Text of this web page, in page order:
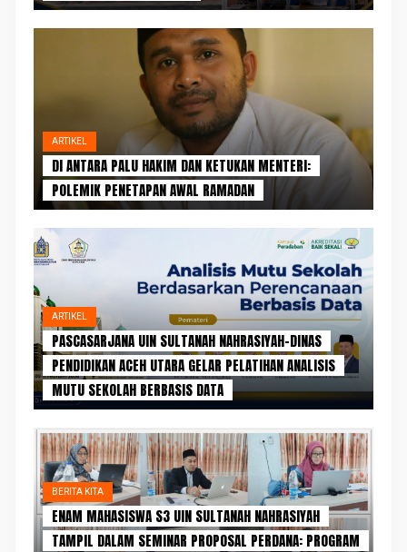
ARTIKEL
DI ANTARA PALU HAKIM DAN KETUKAN MENTERI:
POLEMIK PENETAPAN AWAL RAMADAN
ARTIKEL
PASCASARJANA UIN SULTANAH NAHRASIYAH–DINAS
PENDIDIKAN ACEH UTARA GELAR PELATIHAN ANALISIS
MUTU SEKOLAH BERBASIS DATA
BERITA KITA
ENAM MAHASISWA S3 UIN SULTANAH NAHRASIYAH
TAMPIL DALAM SEMINAR PROPOSAL PERDANA: PROGRAM